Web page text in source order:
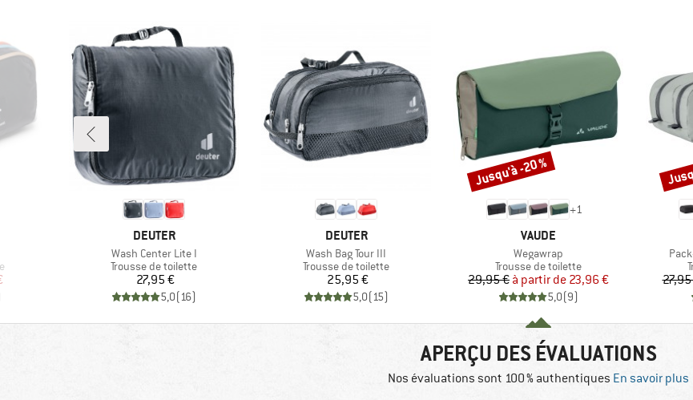
MARQUE
DEUTER
Article
Wash Center Lite I
Product group
Trousse de toilette
Prix
27,95 €
5,0(16)
MARQUE
DEUTER
Article
Wash Bag Tour III
Product group
Trousse de toilette
Prix
25,95 €
5,0(15)
+1
MARQUE
VAUDE
Article
Wegawrap
Product group
Trousse de toilette
Prix
29,95 € Prix réduit
à partir de 23,96 €
5,0(9)
Remise
Jusqu'à -20 %
APERÇU DES ÉVALUATIONS
Nos évaluations sont 100 % authentiques En savoir plus